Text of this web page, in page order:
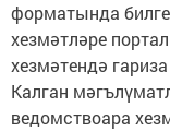
форматында
хезмәтләре
хезмәтендә
Калган
ведомствоара